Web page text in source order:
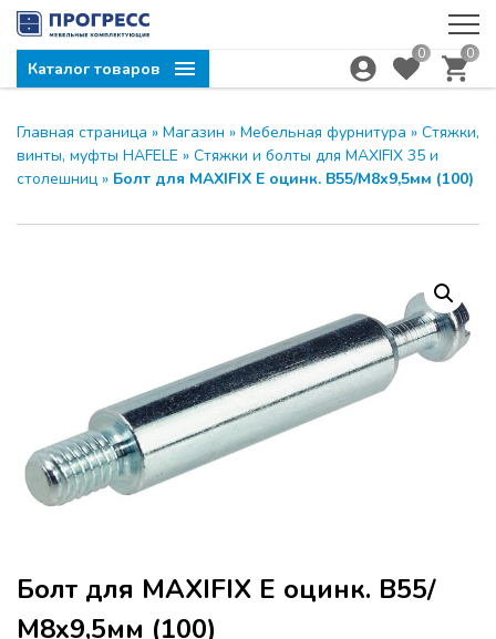
Каталог товаров
0 0
Главная страница » Магазин » Мебельная фурнитура » Стяжки,
винты, муфты HAFELE » Стяжки и болты для MAXIFIX 35 и
столешниц » Болт для MAXIFIX E оцинк. В55/М8х9,5мм (100)
Болт для MAXIFIX E оцинк. В55/
М8х9,5мм (100)